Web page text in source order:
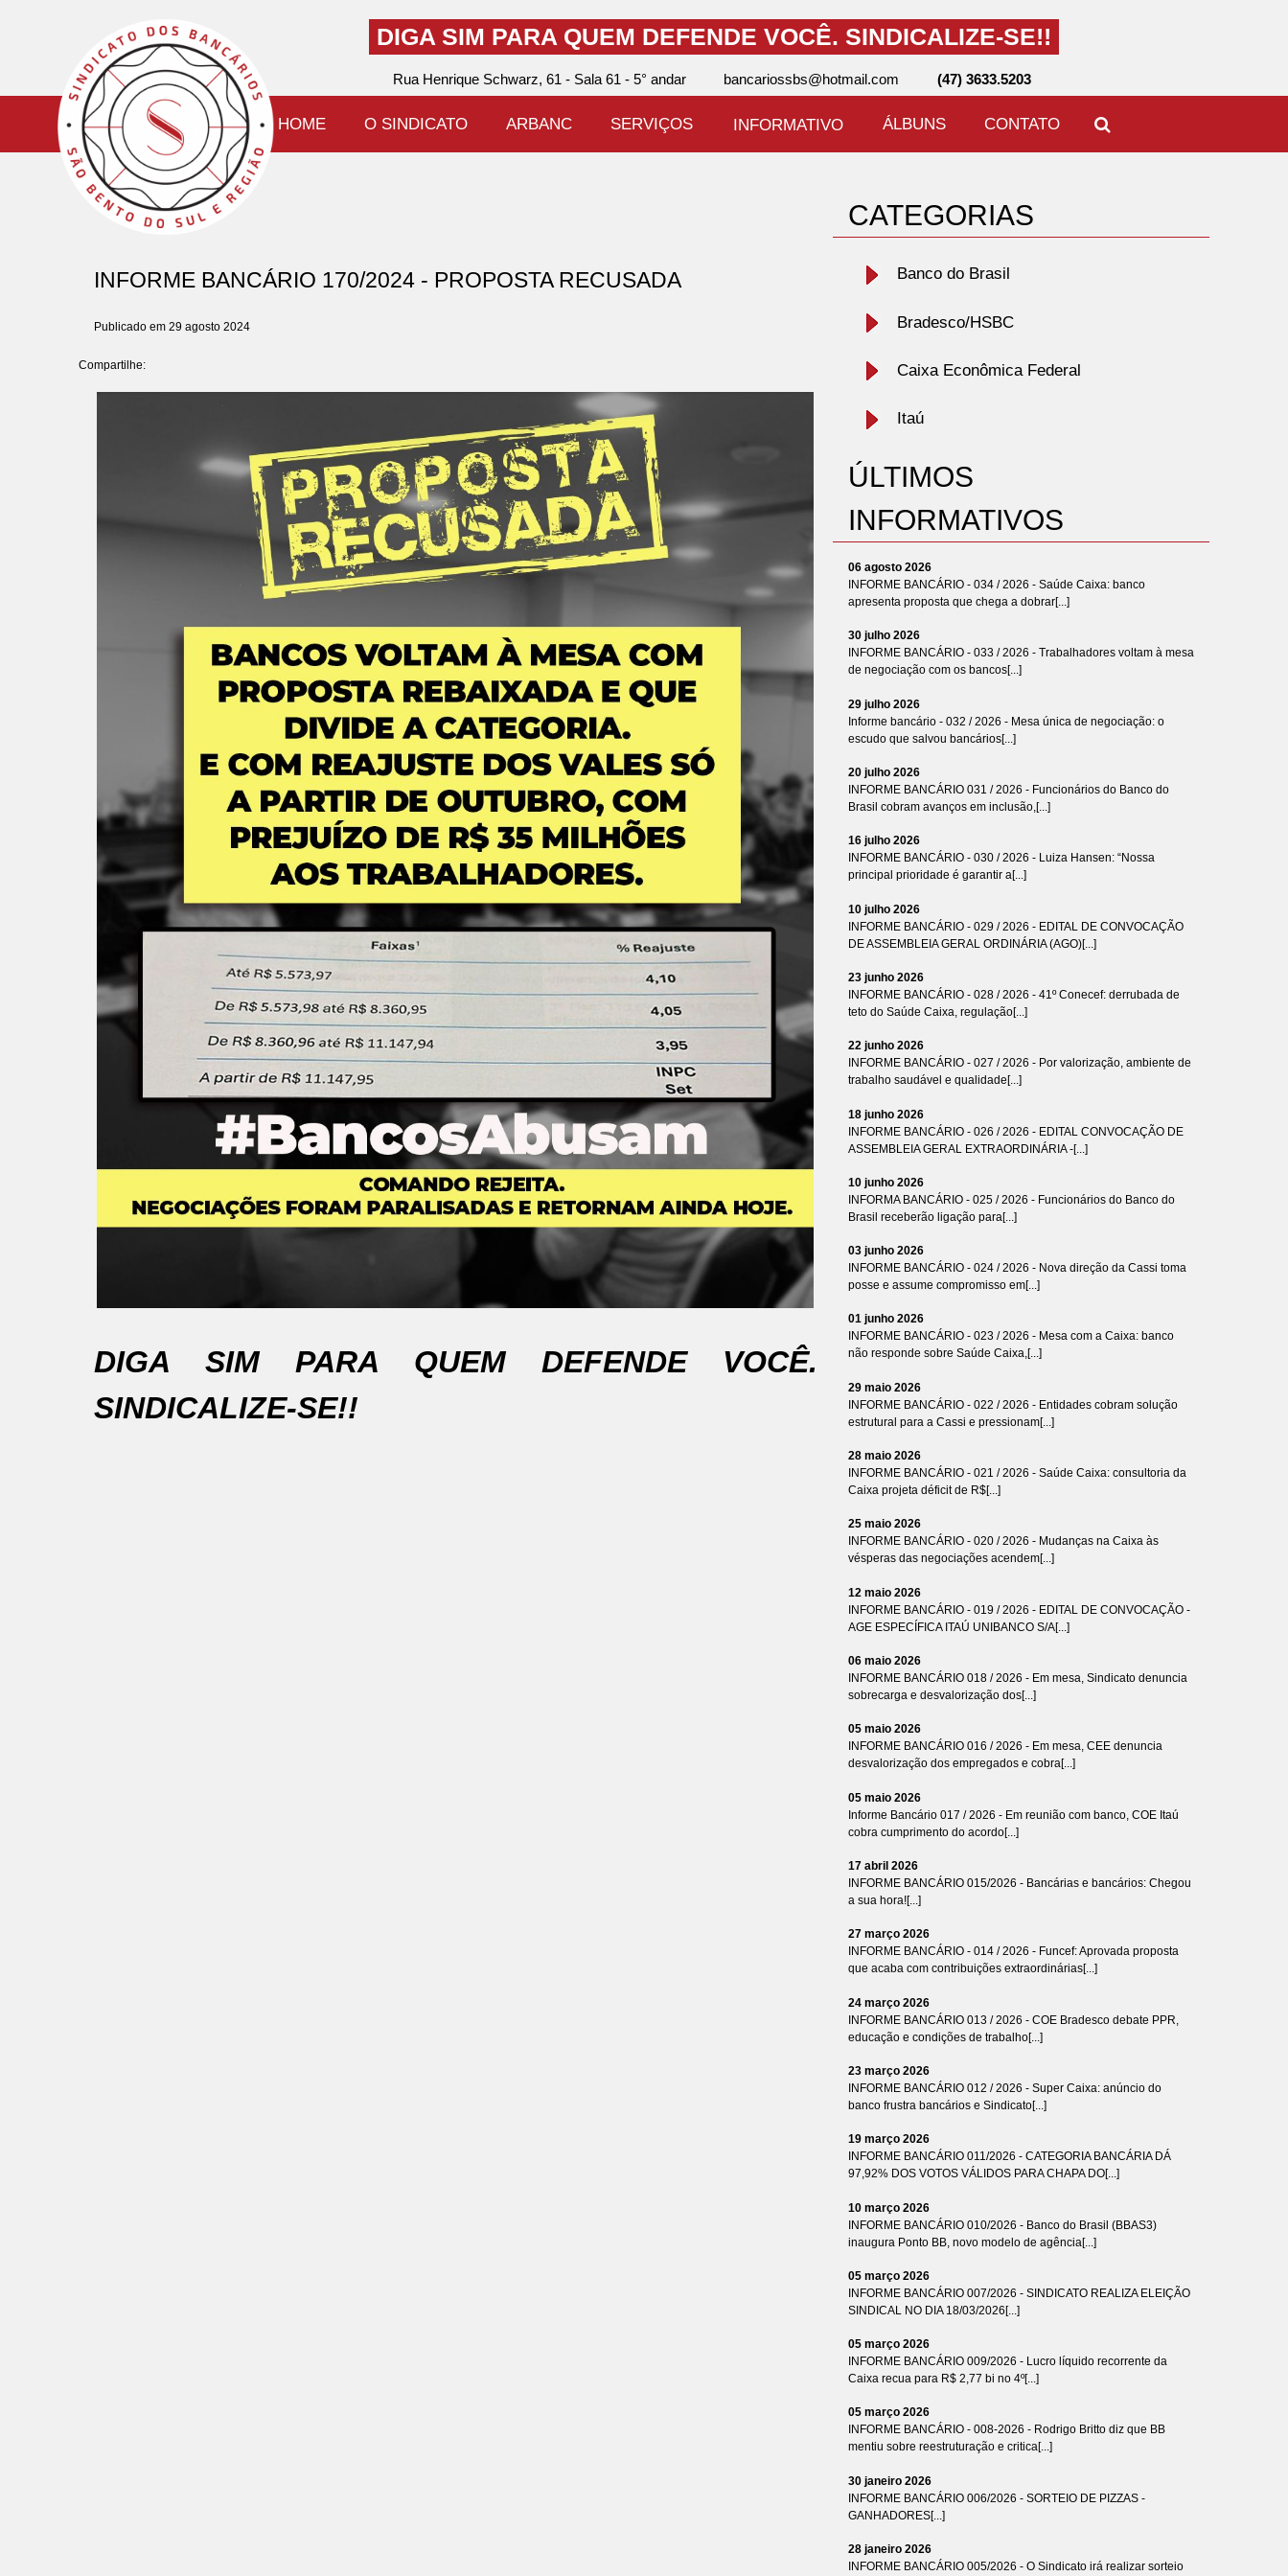
DIGA SIM PARA QUEM DEFENDE VOCÊ. SINDICALIZE-SE!!
Rua Henrique Schwarz, 61 - Sala 61 - 5° andar bancariossbs@hotmail.com (47) 3633.5203
HOME O SINDICATO ARBANC SERVIÇOS INFORMATIVO ÁLBUNS CONTATO
INFORME BANCÁRIO 170/2024 - PROPOSTA RECUSADA
Publicado em 29 agosto 2024
Compartilhe:
DIGA SIM PARA QUEM DEFENDE VOCÊ.
SINDICALIZE-SE!!
CATEGORIAS
Banco do Brasil
Bradesco/HSBC
Caixa Econômica Federal
Itaú
ÚLTIMOS
INFORMATIVOS
06 agosto 2026
INFORME BANCÁRIO - 034 / 2026 - Saúde Caixa: banco
apresenta proposta que chega a dobrar[...]
30 julho 2026
INFORME BANCÁRIO - 033 / 2026 - Trabalhadores voltam à mesa
de negociação com os bancos[...]
29 julho 2026
Informe bancário - 032 / 2026 - Mesa única de negociação: o
escudo que salvou bancários[...]
20 julho 2026
INFORME BANCÁRIO 031 / 2026 - Funcionários do Banco do
Brasil cobram avanços em inclusão,[...]
16 julho 2026
INFORME BANCÁRIO - 030 / 2026 - Luiza Hansen: “Nossa
principal prioridade é garantir a[...]
10 julho 2026
INFORME BANCÁRIO - 029 / 2026 - EDITAL DE CONVOCAÇÃO
DE ASSEMBLEIA GERAL ORDINÁRIA (AGO)[...]
23 junho 2026
INFORME BANCÁRIO - 028 / 2026 - 41º Conecef: derrubada de
teto do Saúde Caixa, regulação[...]
22 junho 2026
INFORME BANCÁRIO - 027 / 2026 - Por valorização, ambiente de
trabalho saudável e qualidade[...]
18 junho 2026
INFORME BANCÁRIO - 026 / 2026 - EDITAL CONVOCAÇÃO DE
ASSEMBLEIA GERAL EXTRAORDINÁRIA -[...]
10 junho 2026
INFORMA BANCÁRIO - 025 / 2026 - Funcionários do Banco do
Brasil receberão ligação para[...]
03 junho 2026
INFORME BANCÁRIO - 024 / 2026 - Nova direção da Cassi toma
posse e assume compromisso em[...]
01 junho 2026
INFORME BANCÁRIO - 023 / 2026 - Mesa com a Caixa: banco
não responde sobre Saúde Caixa,[...]
29 maio 2026
INFORME BANCÁRIO - 022 / 2026 - Entidades cobram solução
estrutural para a Cassi e pressionam[...]
28 maio 2026
INFORME BANCÁRIO - 021 / 2026 - Saúde Caixa: consultoria da
Caixa projeta déficit de R$[...]
25 maio 2026
INFORME BANCÁRIO - 020 / 2026 - Mudanças na Caixa às
vésperas das negociações acendem[...]
12 maio 2026
INFORME BANCÁRIO - 019 / 2026 - EDITAL DE CONVOCAÇÃO -
AGE ESPECÍFICA ITAÚ UNIBANCO S/A[...]
06 maio 2026
INFORME BANCÁRIO 018 / 2026 - Em mesa, Sindicato denuncia
sobrecarga e desvalorização dos[...]
05 maio 2026
INFORME BANCÁRIO 016 / 2026 - Em mesa, CEE denuncia
desvalorização dos empregados e cobra[...]
05 maio 2026
Informe Bancário 017 / 2026 - Em reunião com banco, COE Itaú
cobra cumprimento do acordo[...]
17 abril 2026
INFORME BANCÁRIO 015/2026 - Bancárias e bancários: Chegou
a sua hora![...]
27 março 2026
INFORME BANCÁRIO - 014 / 2026 - Funcef: Aprovada proposta
que acaba com contribuições extraordinárias[...]
24 março 2026
INFORME BANCÁRIO 013 / 2026 - COE Bradesco debate PPR,
educação e condições de trabalho[...]
23 março 2026
INFORME BANCÁRIO 012 / 2026 - Super Caixa: anúncio do
banco frustra bancários e Sindicato[...]
19 março 2026
INFORME BANCÁRIO 011/2026 - CATEGORIA BANCÁRIA DÁ
97,92% DOS VOTOS VÁLIDOS PARA CHAPA DO[...]
10 março 2026
INFORME BANCÁRIO 010/2026 - Banco do Brasil (BBAS3)
inaugura Ponto BB, novo modelo de agência[...]
05 março 2026
INFORME BANCÁRIO 007/2026 - SINDICATO REALIZA ELEIÇÃO
SINDICAL NO DIA 18/03/2026[...]
05 março 2026
INFORME BANCÁRIO 009/2026 - Lucro líquido recorrente da
Caixa recua para R$ 2,77 bi no 4º[...]
05 março 2026
INFORME BANCÁRIO - 008-2026 - Rodrigo Britto diz que BB
mentiu sobre reestruturação e critica[...]
30 janeiro 2026
INFORME BANCÁRIO 006/2026 - SORTEIO DE PIZZAS -
GANHADORES[...]
28 janeiro 2026
INFORME BANCÁRIO 005/2026 - O Sindicato irá realizar sorteio